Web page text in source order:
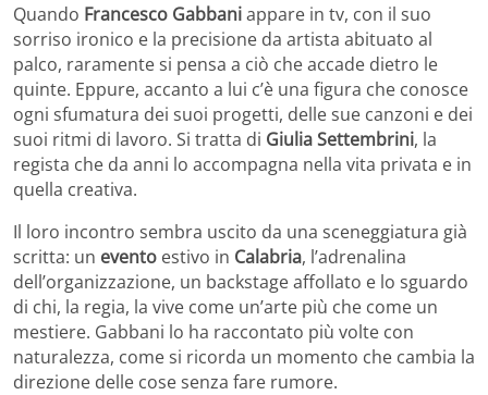
Quando Francesco Gabbaniappare in tv, con il suo
sorriso ironico e la precisione da artista abituato al
palco, raramente si pensa a ciò che accade dietro le
quinte. Eppure, accanto a lui c’è una figura che conosce
ogni sfumatura dei suoi progetti, delle sue canzoni e dei
suoi ritmi di lavoro. Si tratta di Giulia Settembrini, la
regista che da anni lo accompagna nella vita privata e in
quella creativa.
Il loro incontro sembra uscito da una sceneggiatura già
scritta: un evento estivo in Calabria, l’adrenalina
dell’organizzazione, un backstage affollato e lo sguardo
di chi, la regia, la vive come un’arte più che come un
mestiere. Gabbani lo ha raccontato più volte con
naturalezza, come si ricorda un momento che cambia la
direzione delle cose senza fare rumore.